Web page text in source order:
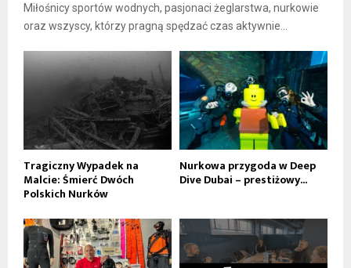
Miłośnicy sportów wodnych, pasjonaci żeglarstwa, nurkowie
oraz wszyscy, którzy pragną spędzać czas aktywnie...
Tragiczny Wypadek na
Malcie: Śmierć Dwóch
Polskich Nurków
Nurkowa przygoda w Deep
Dive Dubai – prestiżowy...